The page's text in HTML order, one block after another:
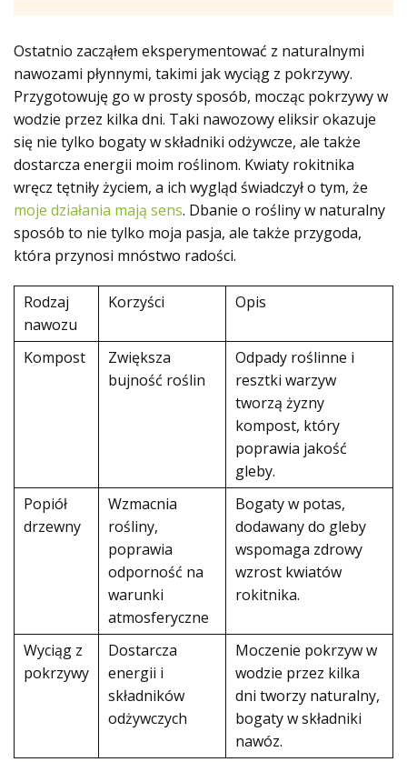
Ostatnio zacząłem eksperymentować z naturalnymi
nawozami płynnymi, takimi jak wyciąg z pokrzywy.
Przygotowuję go w prosty sposób, mocząc pokrzywy w
wodzie przez kilka dni. Taki nawozowy eliksir okazuje
się nie tylko bogaty w składniki odżywcze, ale także
dostarcza energii moim roślinom. Kwiaty rokitnika
wręcz tętniły życiem, a ich wygląd świadczył o tym, że
moje działania mają sens. Dbanie o rośliny w naturalny
sposób to nie tylko moja pasja, ale także przygoda,
która przynosi mnóstwo radości.
Rodzaj
nawozu
Korzyści Opis
Kompost
Zwiększa
bujność roślin
Odpady roślinne i
resztki warzyw
tworzą żyzny
kompost, który
poprawia jakość
gleby.
Popiół
drzewny
Wzmacnia
rośliny,
poprawia
odporność na
warunki
atmosferyczne
Bogaty w potas,
dodawany do gleby
wspomaga zdrowy
wzrost kwiatów
rokitnika.
Wyciąg z
pokrzywy
Dostarcza
energii i
składników
odżywczych
Moczenie pokrzyw w
wodzie przez kilka
dni tworzy naturalny,
bogaty w składniki
nawóz.